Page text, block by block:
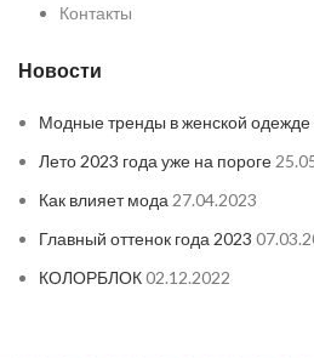
Контакты
Новости
Модные тренды в женской одежде
Лето 2023 года уже на пороге
Как влияет мода 27.04.2023
Главный оттенок года 2023
КОЛОРБЛОК02.12.2022